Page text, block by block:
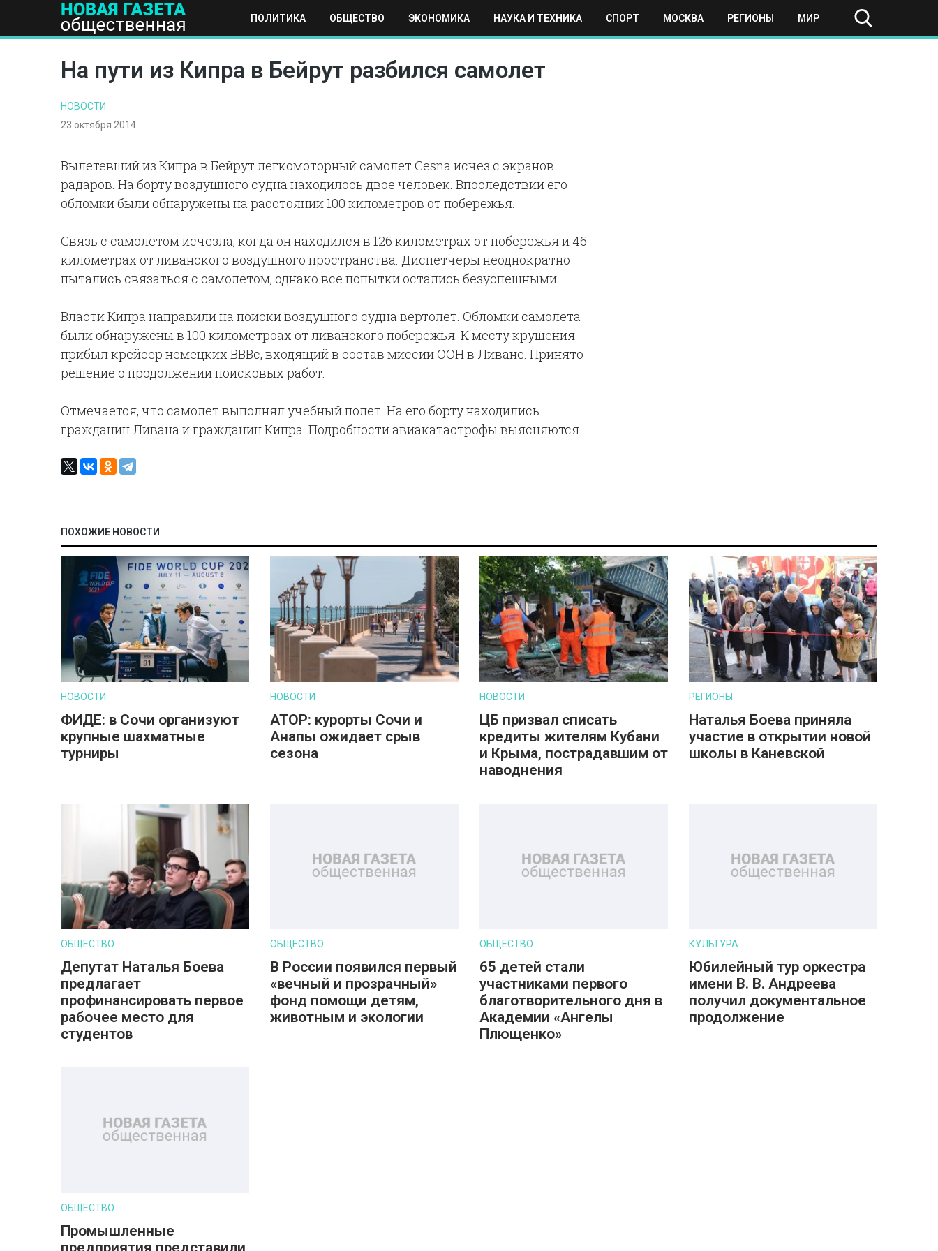
ПОЛИТИКА ОБЩЕСТВО ЭКОНОМИКА НАУКА И ТЕХНИКА СПОРТ МОСКВА РЕГИОНЫ МИР
ПОЛИТИКА ОБЩЕСТВО ЭКОНОМИКА НАУКА И ТЕХНИКА СПОРТ МОСКВА РЕГИОНЫ МИР
На пути из Кипра в Бейрут разбился самолет
НОВОСТИ
23 октября 2014
Вылетевший из Кипра в Бейрут легкомоторный самолет Cesna исчез с экранов
радаров. На борту воздушного судна находилось двое человек. Впоследствии его
обломки были обнаружены на расстоянии 100 километров от побережья.
Связь с самолетом исчезла, когда он находился в 126 километрах от побережья и 46
километрах от ливанского воздушного пространства. Диспетчеры неоднократно
пытались связаться с самолетом, однако все попытки остались безуспешными.
Власти Кипра направили на поиски воздушного судна вертолет. Обломки самолета
были обнаружены в 100 километроах от ливанского побережья. К месту крушения
прибыл крейсер немецких ВВВс, входящий в состав миссии ООН в Ливане. Принято
решение о продолжении поисковых работ.
Отмечается, что самолет выполнял учебный полет. На его борту находились
гражданин Ливана и гражданин Кипра. Подробности авиакатастрофы выясняются.
ПОХОЖИЕ НОВОСТИ
НОВОСТИ
ФИДЕ: в Сочи организуют
крупные шахматные
турниры
НОВОСТИ
АТОР: курорты Сочи и
Анапы ожидает срыв
сезона
НОВОСТИ
ЦБ призвал списать
кредиты жителям Кубани
и Крыма, пострадавшим от
наводнения
РЕГИОНЫ
Наталья Боева приняла
участие в открытии новой
школы в Каневской
ОБЩЕСТВО
Депутат Наталья Боева
предлагает
профинансировать первое
рабочее место для
студентов
ОБЩЕСТВО
В России появился первый
«вечный и прозрачный»
фонд помощи детям,
животным и экологии
ОБЩЕСТВО
65 детей стали
участниками первого
благотворительного дня в
Академии «Ангелы
Плющенко»
КУЛЬТУРА
Юбилейный тур оркестра
имени В. В. Андреева
получил документальное
продолжение
ОБЩЕСТВО
Промышленные
предприятия представили